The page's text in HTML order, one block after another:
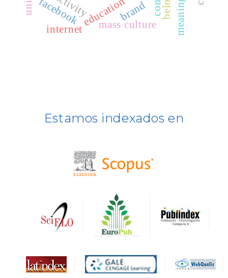
REDIB
CLASE
BASE
DARDO
MIAR
education
facebook mass culture
brand
internet
Estamos indexados en